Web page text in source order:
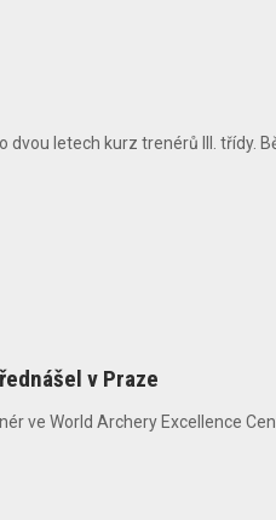
letech kurz trenérů III. třídy.
v Praze
ve World Archery Excellence